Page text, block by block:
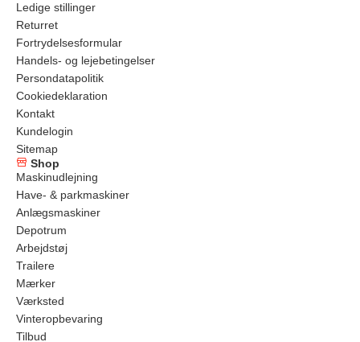
Ledige stillinger
Returret
Fortrydelsesformular
Handels- og lejebetingelser
Persondatapolitik
Cookiedeklaration
Kontakt
Kundelogin
Sitemap
Shop
Maskinudlejning
Have- & parkmaskiner
Anlægsmaskiner
Depotrum
Arbejdstøj
Trailere
Mærker
Værksted
Vinteropbevaring
Tilbud